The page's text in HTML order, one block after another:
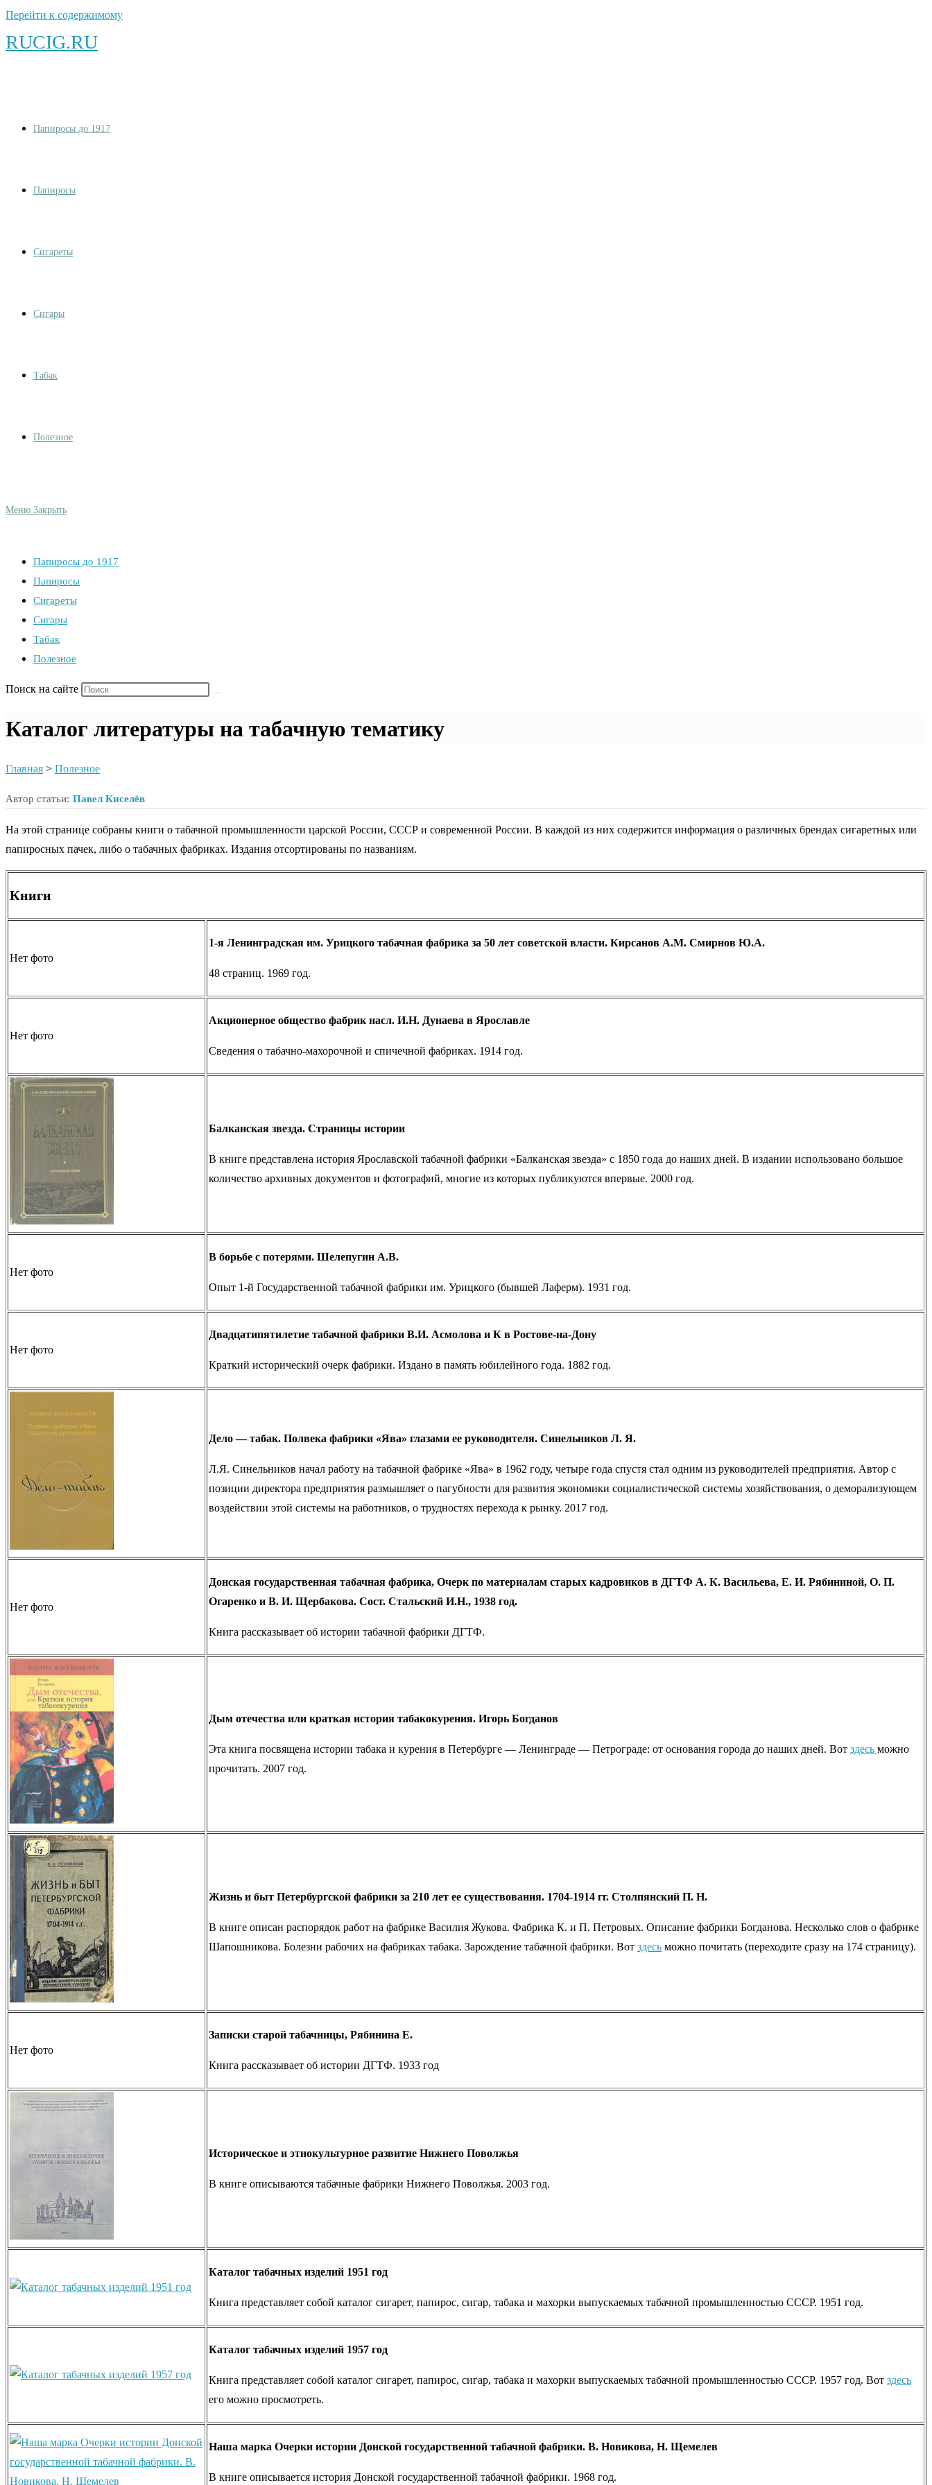
Перейти к содержимому
RUCIG.RU
Папиросы до 1917
Папиросы
Сигареты
Сигары
Табак
Полезное
Меню Закрыть
Папиросы до 1917
Папиросы
Сигареты
Сигары
Табак
Полезное
Поиск на сайте
Каталог литературы на табачную тематику
Главная > Полезное
Автор статьи: Павел Киселёв
На этой странице собраны книги о табачной промышленности царской России, СССР и современной России. В каждой из них содержится информация о различных брендах сигаретных или
папиросных пачек, либо о табачных фабриках. Издания отсортированы по названиям.
Книги
Нет фото
1-я Ленинградская им. Урицкого табачная фабрика за 50 лет советской власти. Кирсанов А.М. Смирнов Ю.А.
48 страниц. 1969 год.
Нет фото
Акционерное общество фабрик насл. И.Н. Дунаева в Ярославле
Сведения о табачно-махорочной и спичечной фабриках. 1914 год.
Балканская звезда. Страницы истории
В книге представлена история Ярославской табачной фабрики «Балканская звезда» с 1850 года до наших дней. В издании использовано большое
количество архивных документов и фотографий, многие из которых публикуются впервые. 2000 год.
Нет фото
В борьбе с потерями. Шелепугин А.В.
Опыт 1-й Государственной табачной фабрики им. Урицкого (бывшей Лаферм). 1931 год.
Нет фото
Двадцатипятилетие табачной фабрики В.И. Асмолова и К в Ростове-на-Дону
Краткий исторический очерк фабрики. Издано в память юбилейного года. 1882 год.
Дело — табак. Полвека фабрики «Ява» глазами ее руководителя. Синельников Л. Я.
Л.Я. Синельников начал работу на табачной фабрике «Ява» в 1962 году, четыре года спустя стал одним из руководителей предприятия. Автор с
позиции директора предприятия размышляет о пагубности для развития экономики социалистической системы хозяйствования, о деморализующем
воздействии этой системы на работников, о трудностях перехода к рынку. 2017 год.
Нет фото
Донская государственная табачная фабрика, Очерк по материалам старых кадровиков в ДГТФ А. К. Васильева, Е. И. Рябининой, О. П.
Огаренко и В. И. Щербакова. Сост. Стальский И.Н., 1938 год.
Книга рассказывает об истории табачной фабрики ДГТФ.
Дым отечества или краткая история табакокурения. Игорь Богданов
Эта книга посвящена истории табака и курения в Петербурге — Ленинграде — Петрограде: от основания города до наших дней. Вот здесь можно
прочитать. 2007 год.
Жизнь и быт Петербургской фабрики за 210 лет ее существования. 1704-1914 гг. Столпянский П. Н.
В книге описан распорядок работ на фабрике Василия Жукова. Фабрика К. и П. Петровых. Описание фабрики Богданова. Несколько слов о фабрике
Шапошникова. Болезни рабочих на фабриках табака. Зарождение табачной фабрики. Вот здесь можно почитать (переходите сразу на 174 страницу).
Нет фото
Записки старой табачницы, Рябинина Е.
Книга рассказывает об истории ДГТФ. 1933 год
Историческое и этнокультурное развитие Нижнего Поволжья
В книге описываются табачные фабрики Нижнего Поволжья. 2003 год.
Каталог табачных изделий 1951 год
Книга представляет собой каталог сигарет, папирос, сигар, табака и махорки выпускаемых табачной промышленностью СССР. 1951 год.
Каталог табачных изделий 1957 год
Книга представляет собой каталог сигарет, папирос, сигар, табака и махорки выпускаемых табачной промышленностью СССР. 1957 год. Вот здесь
его можно просмотреть.
Наша марка Очерки истории Донской государственной табачной фабрики. В. Новикова, Н. Щемелев
В книге описывается история Донской государственной табачной фабрики. 1968 год.